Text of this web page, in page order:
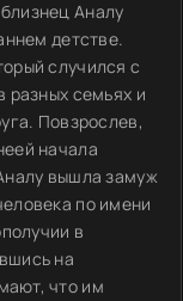
Аналу
детстве.
случился с
разных семьях и
Повзрослев,
начала
вышла замуж
по имени
в
на
что им